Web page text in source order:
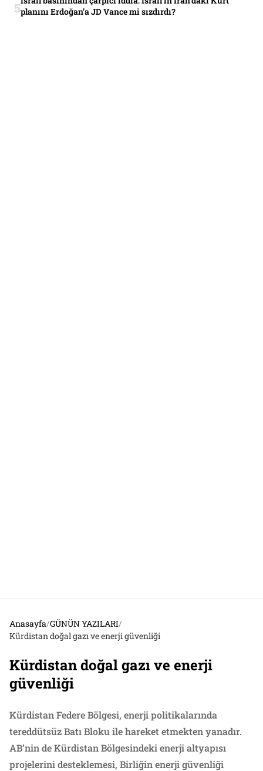
planını Erdoğan’a JD Vance mi sızdırdı?
Anasayfa/GÜNÜN YAZILARI/
Kürdistan doğal gazı ve enerji güvenliği
Kürdistan doğal gazı ve enerji
güvenliği
Kürdistan Federe Bölgesi, enerji politikalarında
tereddütsüz Batı Bloku ile hareket etmekten yanadır.
AB’nin de Kürdistan Bölgesindeki enerji altyapısı
projelerini desteklemesi, Birliğin enerji güvenliği